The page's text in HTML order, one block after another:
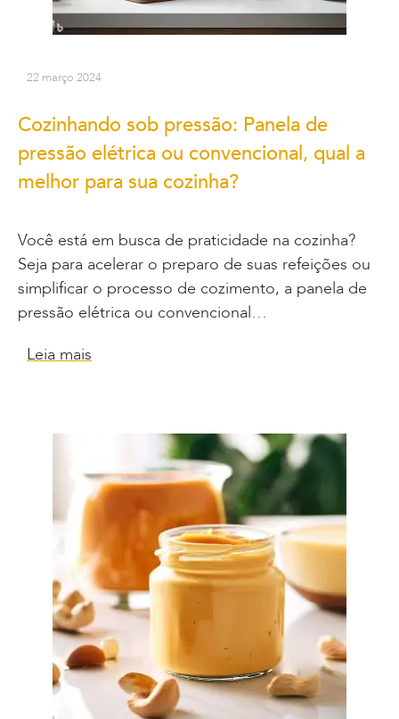
22 março 2024
Cozinhando sob pressão: Panela de
pressão elétrica ou convencional, qual a
melhor para sua cozinha?
Você está em busca de praticidade na cozinha?
Seja para acelerar o preparo de suas refeições ou
simplificar o processo de cozimento, a panela de
pressão elétrica ou convencional…
Leia mais